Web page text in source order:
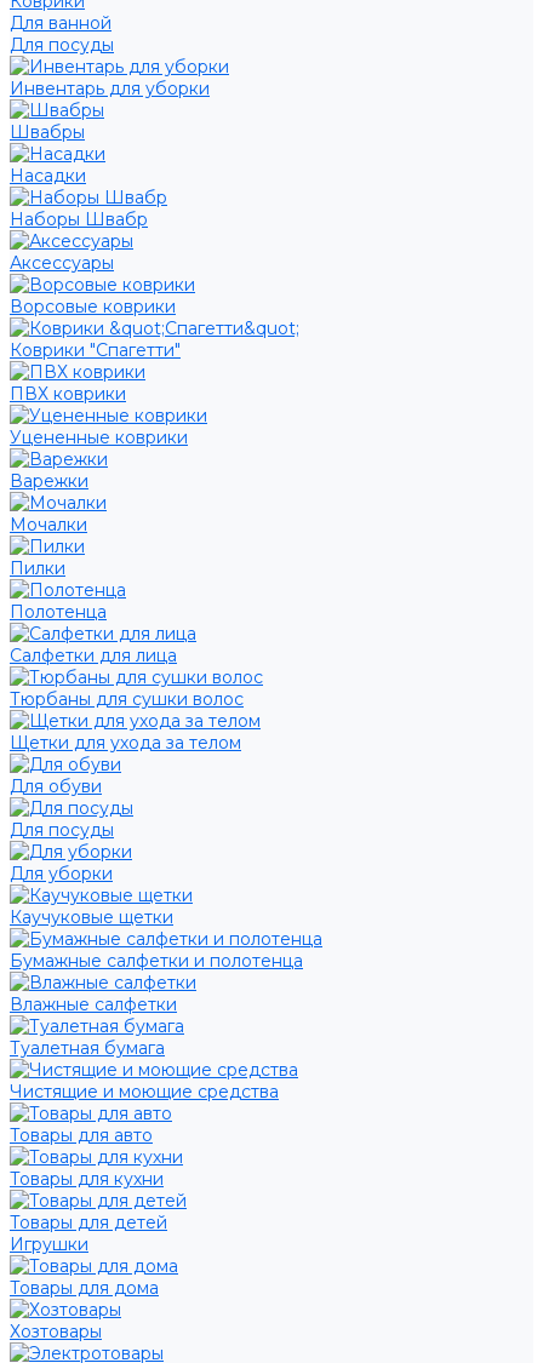
Для ванной
Для посуды
Инвентарь для уборки
Швабры
Насадки
Наборы Швабр
Аксессуары
Ворсовые коврики
Коврики "Спагетти"
ПВХ коврики
Уцененные коврики
Варежки
Мочалки
Пилки
Полотенца
Салфетки для лица
Тюрбаны для сушки волос
Щетки для ухода за телом
Для обуви
Для посуды
Для уборки
Каучуковые щетки
Бумажные салфетки и полотенца
Влажные салфетки
Туалетная бумага
Чистящие и моющие средства
Товары для авто
Товары для кухни
Товары для детей
Игрушки
Товары для дома
Хозтовары